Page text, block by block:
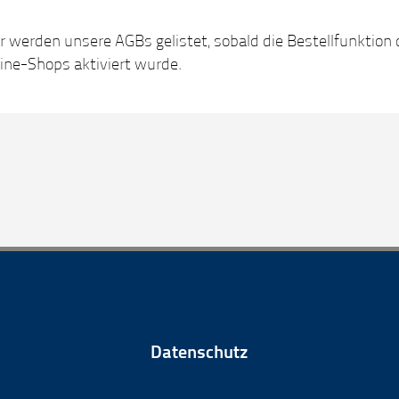
werden unsere AGBs gelistet, sobald die Bestellfunktion
Shops aktiviert wurde.
Datenschutz